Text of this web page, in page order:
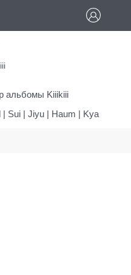
альбомы Kiiikiii
Sui | Jiyu | Haum | Kya